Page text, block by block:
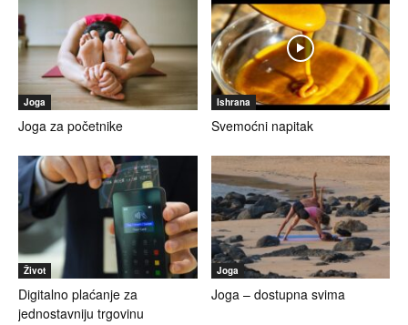
Joga
Joga za početnike
Ishrana
Svemoćni napitak
Život
Digitalno plaćanje za
jednostavniju trgovinu
Joga
Joga – dostupna svima